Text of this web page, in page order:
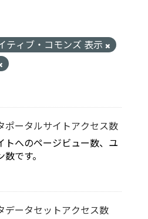
ティブ・コモンズ 表示
ポータルサイトアクセス数
トへのページビュー数、ユ
です。
データセットアクセス数